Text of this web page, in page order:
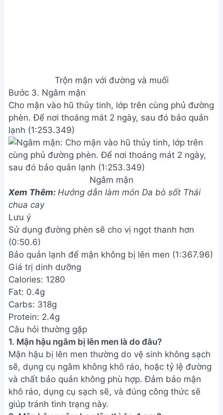
Trộn mận với đường và muối
Bước 3. Ngâm mận
Cho mận vào hũ thủy tinh, lớp trên cùng phủ đường
phèn. Để nơi thoáng mát 2 ngày, sau đó bảo quản
lạnh (1:253.349)
Ngâm mận
Xem Thêm: Hướng dẫn làm món Da bò sốt Thái
chua cay
Lưu ý
Sử dụng đường phèn sẽ cho vị ngọt thanh hơn
(0:50.6)
Bảo quản lạnh để mận không bị lên men (1:367.96)
Giá trị dinh dưỡng
Calories: 1280
Fat: 0.4g
Carbs: 318g
Protein: 2.4g
Câu hỏi thường gặp
1. Mận hậu ngâm bị lên men là do đâu?
Mận hậu bị lên men thường do vệ sinh không sạch
sẽ, dụng cụ ngâm không khô ráo, hoặc tỷ lệ đường
và chất bảo quản không phù hợp. Đảm bảo mận
khô ráo, dụng cụ sạch sẽ, và đúng công thức sẽ
giúp tránh tình trạng này.